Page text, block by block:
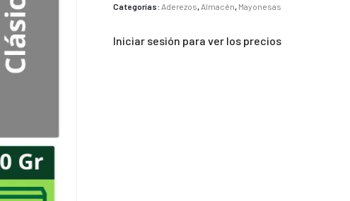
Categorías: Aderezos, Almacén, Mayonesas
Iniciar sesión para ver los precios